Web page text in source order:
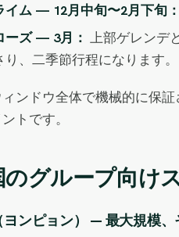
イム — 12月中旬〜2月下旬：
ーズ — 3月： 上部ゲレンデ
り、二季節行程になります。
ンドウ全体で機械的に保
トです。
のグループ向け
ヨンピョン） — 最大規模